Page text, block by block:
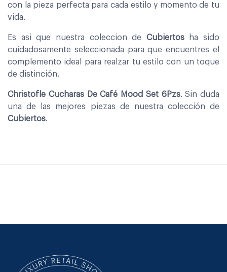
con la pieza perfecta para cada estilo y momento de tu
vida.
Es asi que nuestra coleccion de Cubiertosha sido
cuidadosamente seleccionada para que encuentres el
complemento ideal para realzar tu estilo con un toque
de distinción.
Christofle Cucharas De Café Mood Set 6Pzs. Sin duda
una de las mejores piezas de nuestra colección de
Cubiertos.